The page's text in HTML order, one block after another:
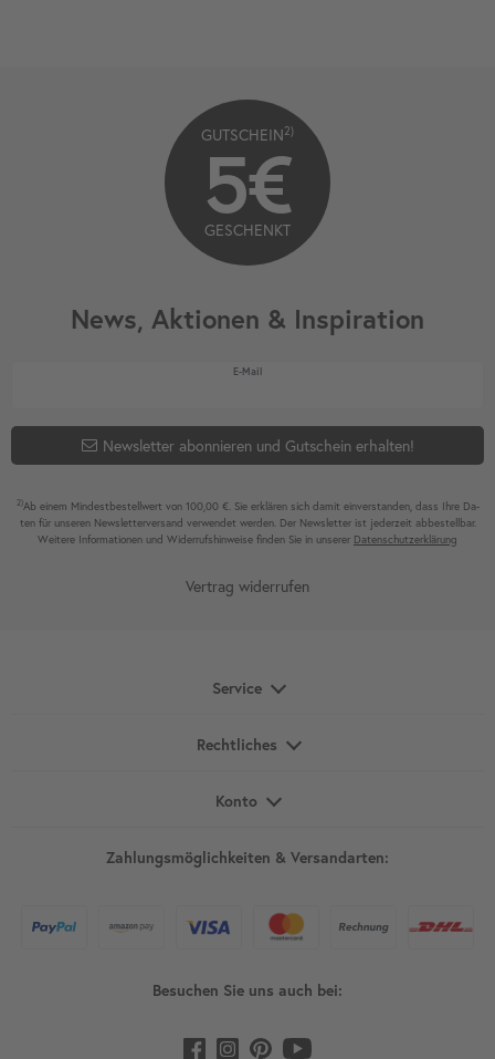
News, Aktionen & Inspiration
E-MailNewsletter Honig
Newsletter abonnieren und Gutschein erhalten!
2)Ab einem Mindest­bestell­wert von 100,00 €. Sie erklären sich damit ein­ver­standen, dass Ihre Da­
ten für unseren News­letter­versand ver­wen­det werden. Der News­letter ist jeder­zeit ab­bestel­lbar.
Weitere Infor­mationen und Wider­rufshin­weise finden Sie in unserer Daten­schutz­erklärung
GUTSCHEIN2)
5€
GESCHENKT
Vertrag widerrufen
Service
Rechtliches
Konto
Zahlungsmöglichkeiten & Versandarten:
Besuchen Sie uns auch bei: